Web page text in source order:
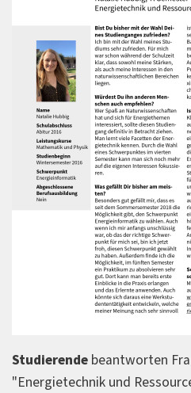
Studium erworbenen
Ich kann den Studiengang
für Technik und nachhaltige
interessiert. Gerade im
werden qualifizierte
dringend benötigt. Der
praxisnahe und
hervorragende berufliche
einen wichtigen Beitrag zum
Studierende beantworten
"Energietechnik und